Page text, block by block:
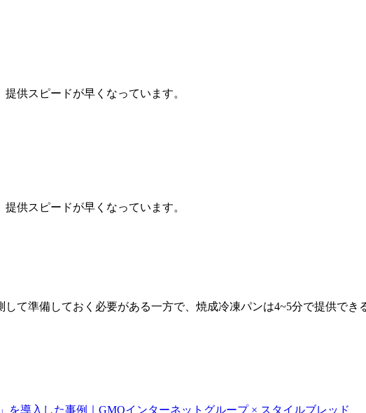
供スピードが早くなっています。
供スピードが早くなっています。
て準備しておく必要がある一方で、焼成冷凍パンは4~5分で提供でき